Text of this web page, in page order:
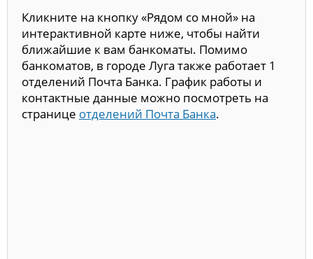
Кликните на кнопку «Рядом со мной» на
интерактивной карте ниже, чтобы найти
ближайшие к вам банкоматы. Помимо
банкоматов, в городе Луга также работает 1
отделений Почта Банка. График работы и
контактные данные можно посмотреть на
странице отделений Почта Банка.